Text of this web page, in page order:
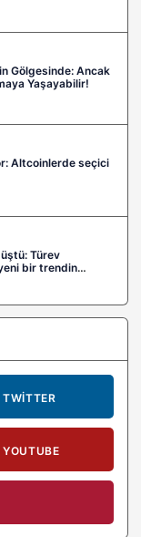
Gölgesinde: Ancak
Yaşayabilir!
Altcoinlerde seçici
Türev
bir trendin
TWITTER
YOUTUBE